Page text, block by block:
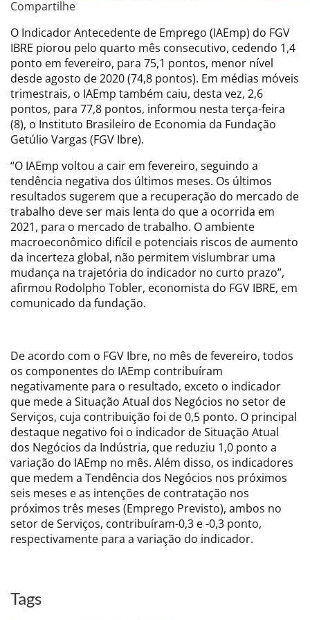
Compartilhe
O Indicador Antecedente de Emprego (IAEmp) do FGV
IBRE piorou pelo quarto mês consecutivo, cedendo 1,4
ponto em fevereiro, para 75,1 pontos, menor nível
desde agosto de 2020 (74,8 pontos). Em médias móveis
trimestrais, o IAEmp também caiu, desta vez, 2,6
pontos, para 77,8 pontos, informou nesta terça-feira
(8), o Instituto Brasileiro de Economia da Fundação
Getúlio Vargas (FGV Ibre).
“O IAEmp voltou a cair em fevereiro, seguindo a
tendência negativa dos últimos meses. Os últimos
resultados sugerem que a recuperação do mercado de
trabalho deve ser mais lenta do que a ocorrida em
2021, para o mercado de trabalho. O ambiente
macroeconômico difícil e potenciais riscos de aumento
da incerteza global, não permitem vislumbrar uma
mudança na trajetória do indicador no curto prazo”,
afirmou Rodolpho Tobler, economista do FGV IBRE, em
comunicado da fundação.
De acordo com o FGV Ibre, no mês de fevereiro, todos
os componentes do IAEmp contribuíram
negativamente para o resultado, exceto o indicador
que mede a Situação Atual dos Negócios no setor de
Serviços, cuja contribuição foi de 0,5 ponto. O principal
destaque negativo foi o indicador de Situação Atual
dos Negócios da Indústria, que reduziu 1,0 ponto a
variação do IAEmp no mês. Além disso, os indicadores
que medem a Tendência dos Negócios nos próximos
seis meses e as intenções de contratação nos
próximos três meses (Emprego Previsto), ambos no
setor de Serviços, contribuíram-0,3 e -0,3 ponto,
respectivamente para a variação do indicador.
Tags